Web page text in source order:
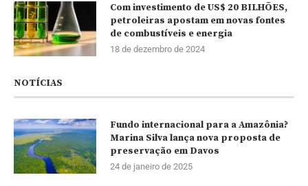
Com investimento de US$ 20 BILHÕES,
petroleiras apostam em novas fontes
de combustíveis e energia
18 de dezembro de 2024
NOTÍCIAS
Fundo internacional para a Amazônia?
Marina Silva lança nova proposta de
preservação em Davos
24 de janeiro de 2025